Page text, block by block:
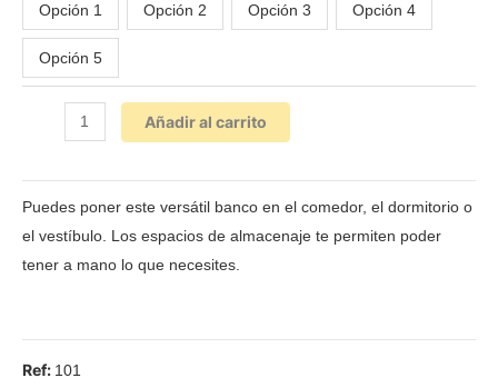
Opción 1 Opción 2 Opción 3 Opción 4
Opción 5
Añadir al carrito
Puedes poner este versátil banco en el comedor, el dormitorio o
el vestíbulo. Los espacios de almacenaje te permiten poder
tener a mano lo que necesites.
Ref: 101